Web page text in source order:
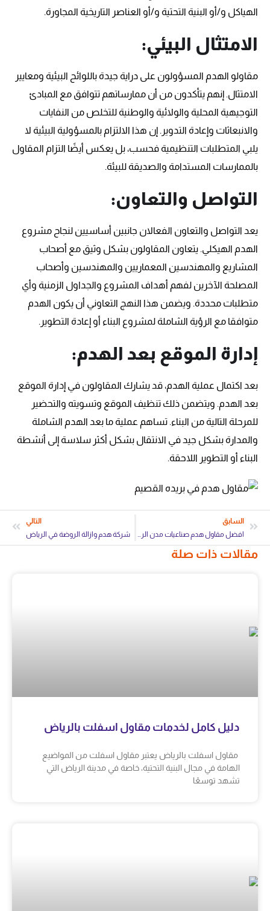
الهياكل و/أو البنية التحتية و/أو العناصر التاريخية المجاورة.
الامتثال البيئي:
مقاولو الهدم المسؤولون على دراية جيدة باللوائح البيئية ومعايير
الامتثال. إنهم يتأكدون من أن ممارساتهم تتوافق مع المبادئ
التوجيهية المحلية والولائية والوطنية للتخلص من النفايات
والانبعاثات وإعادة التدوير. إن هذا الالتزام بالمسؤولية البيئية لا
يلبي المتطلبات التنظيمية فحسب، بل يعكس أيضًا التزام المقاول
بالممارسات المستدامة والصديقة للبيئة.
التواصل والتعاون:
يعد التواصل والتعاون الفعالان جانبين أساسيين لنجاح مشروع
الهدم الهيكلي. يتعاون المقاولون بشكل وثيق مع أصحاب
المشاريع والمهندسين المعماريين والمهندسين وأصحاب
المصلحة الآخرين لفهم أهداف المشروع والجداول الزمنية وأي
متطلبات محددة. ويضمن هذا النهج التعاوني أن يكون الهدم
متوافقا مع الرؤية الشاملة لمشروع البناء أو إعادة التطوير.
إدارة الموقع بعد الهدم:
بعد اكتمال عملية الهدم، قد يشارك المقاولون في إدارة الموقع
بعد الهدم. ويتضمن ذلك تنظيف الموقع وتسويته والتحضير
للمرحلة التالية من البناء. تساهم عملية ما بعد الهدم الشاملة
والمدارة بشكل جيد في الانتقال بشكل أكثر سلاسة إلى أنشطة
البناء أو التطوير اللاحقة.
السابق
افضل مقاول هدم صناعيات مدن الرياض
التالي
شركة هدم وازالة الروضة في الرياض
مقالات ذات صلة
دليل كامل لخدمات مقاول اسفلت بالرياض
مقاول اسفلت بالرياض يعتبر مقاول اسفلت من المواضيع
الهامة في مجال البنية التحتية، خاصة في مدينة الرياض التي
تشهد توسعًا